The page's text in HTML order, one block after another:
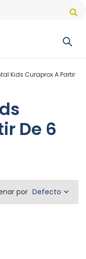
Kids Curaprox A Partir
De 6
por Defecto